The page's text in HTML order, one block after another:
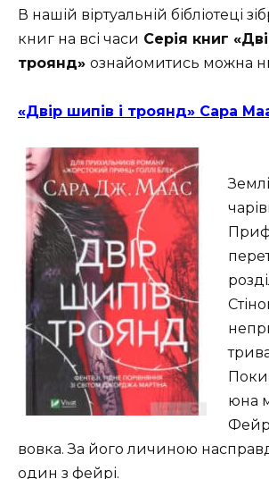
В нашій віртуальній бібліотеці
книг на всі часи Серія книг
троянд» ознайомитись можна
«Двір шипів і троянд» Сара
юна
вовка. За його личиною
один з фейрі.